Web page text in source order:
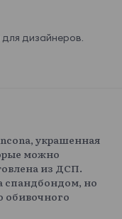
дизайнеров.
украшенная
можно
из ДСП.
спандбондом, но
обивочного